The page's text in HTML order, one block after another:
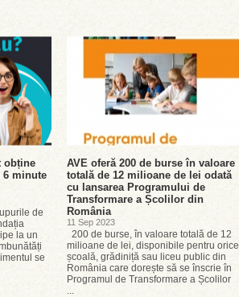
obține
6 minute
de
la un
se
AVE oferă 200 de burse în valoare
totală de 12 milioane de lei odată
cu lansarea Programului de
Transformare a Școlilor din
România
11 Sep 2023
200 de burse, în valoare totală de 12
milioane de lei, disponibile pentru orice
școală, grădiniță sau liceu public din
România care dorește să se înscrie în
Programul de Transformare a Școlilor
...